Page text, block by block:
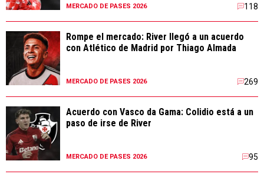
MERCADO DE PASES 2026 118
Rompe el mercado: River llegó a un acuerdo
con Atlético de Madrid por Thiago Almada
MERCADO DE PASES 2026 269
Acuerdo con Vasco da Gama: Colidio está a un
paso de irse de River
MERCADO DE PASES 2026 95